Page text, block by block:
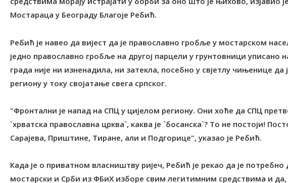
Мостараца у Београду Благоје Ребић.
Ребић је навео да вијест да је православно гробље у мостарском
једно православно гробље на другој парцели у грунтовници уписано
града није ни изненадила, ни затекла, посебно у свјетлу чињенице
региону у току својатањe свега српског.
"Фронтални је напад на СПЦ у цијелом региону. Они хоће да СПЦ
`хрватска православна црква`, каква је `босанска`? То не постоји!
Сарајева, Приштине, Тиране, али и Подгорице", указао је Ребић.
Када је о приватном власништву ријеч, Ребић је рекао да је потребно
мостарски и Срби из ФБиХ изборе свим легитимним средствима и да,